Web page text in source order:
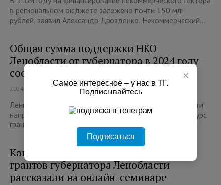
в региональном бюджете заложено почти 150 млн
рублей, заявил Александр Дрозденко. Некоммерческий...
Общая сумма поддержки НКО
Ленобласти от губернатора в 2024 году
составит 109 млн рублей
2024-01-29 21:55:21
Ленинградские НКО подали 172 заявки по одиннадцати
направлениям на самый масштабный в 2024 году конкурс
грантов губернатора «Сегодня завершился этап п...
Как пройти все этапы на конкурсе
грантов губернатора Ленобласти
рассказали на онлайн-семинаре
×
Самое интересное – у нас в ТГ.
Подписывайтесь
Подписаться